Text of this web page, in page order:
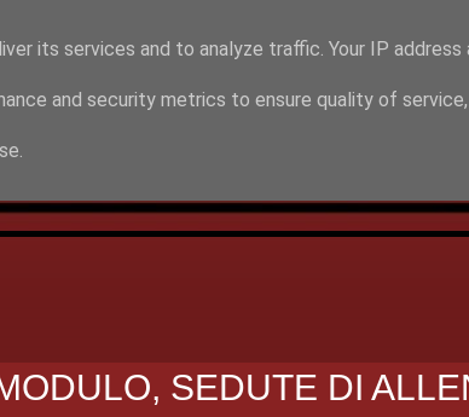
SEDUTE DI
its services and to analyze traffic. Your IP address
and security metrics to ensure quality of